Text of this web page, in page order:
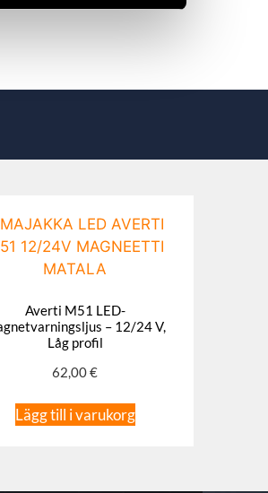
Averti M51 LED-
– 12/24 V,
Låg profil
62,00€
Lägg till i varukorg